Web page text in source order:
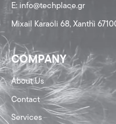
Ε: info@techplace.gr
Mixail Karaoli 68, Xanthi
COMPANY
About Us
Contact
Services